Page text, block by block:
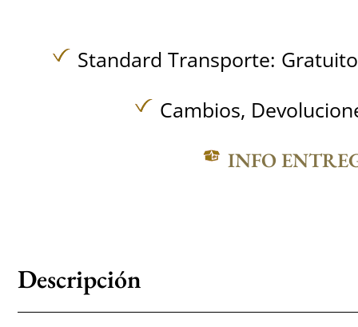
Standard Transporte:
Cambios,
INFO
Descripción